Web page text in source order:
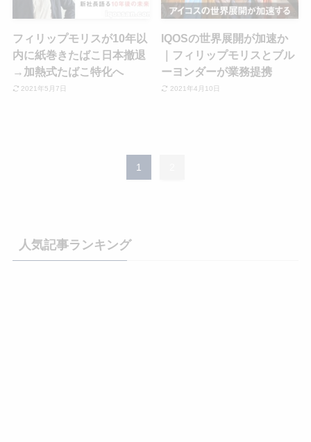
フィリップモリスが10年以
内に紙巻きたばこ日本撤退
→加熱式たばこ特化へ
2021年5月7日
IQOSの世界展開が加速か
｜フィリップモリスとブル
ーヨンダーが業務提携
2021年4月10日
1
人気記事ランキング